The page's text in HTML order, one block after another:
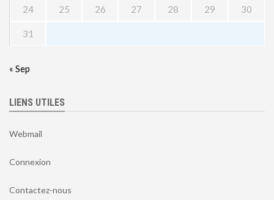
24 25 26 27 28 29 30
31
« Sep
LIENS UTILES
Webmail
Connexion
Contactez-nous